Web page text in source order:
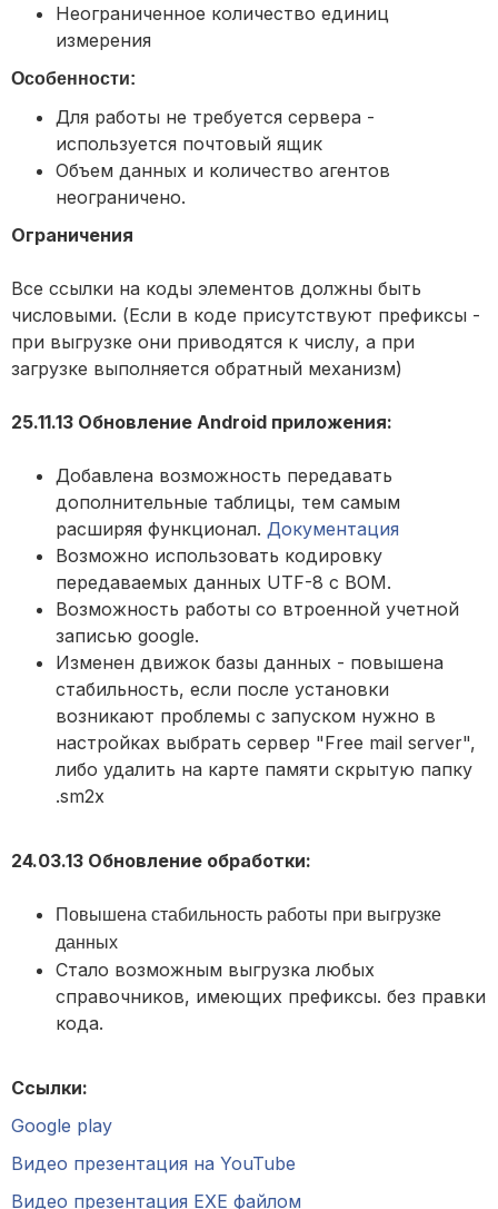
Неограниченное количество единиц
измерения
Особенности:
Для работы не требуется сервера -
используется почтовый ящик
Объем данных и количество агентов
неограничено.
Ограничения
Все ссылки на коды элементов должны быть
числовыми. (Если в коде присутствуют префиксы -
при выгрузке они приводятся к числу, а при
загрузке выполняется обратный механизм)
25.11.13 Обновление Android приложения:
Добавлена возможность передавать
дополнительные таблицы, тем самым
расширяя функционал. Документация
Возможно использовать кодировку
передаваемых данных UTF-8 с BOM.
Возможность работы со втроенной учетной
записью google.
Изменен движок базы данных - повышена
стабильность, если после установки
возникают проблемы с запуском нужно в
настройках выбрать сервер "Free mail server",
либо удалить на карте памяти скрытую папку
.sm2x
24.03.13 Обновление обработки:
Повышена стабильность работы при выгрузке
данных
Стало возможным выгрузка любых
справочников, имеющих префиксы. без правки
кода.
Ссылки:
Google play
Видео презентация на YouTube
Видео презентация EXE файлом